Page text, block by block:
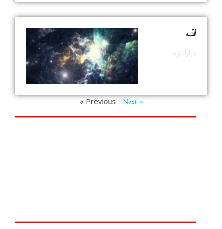
أللّـــه
إقرأ المزيد »
« Previous Next »